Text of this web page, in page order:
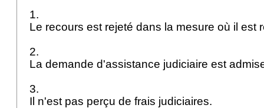
1.
Le recours est rejeté dans la mesure où il est
2.
La demande d'assistance judiciaire est
3.
Il n'est pas perçu de frais judiciaires.